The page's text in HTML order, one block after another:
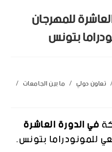
للمهرجان
بتونس
تعاون دولي / ما بين الجامعات /
فيالدورةالعاشرة
للمونودرامابتونس.